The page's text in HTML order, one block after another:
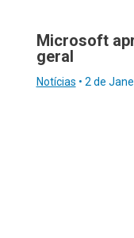
Microsoft
geral
Notícias • 2 de